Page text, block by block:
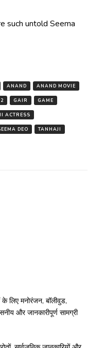
such untold Seema
ANAND ANAND MOVIE
GAIR GAME
ACTRESS
DEO TANHAJI
लिए मनोरंजन, बॉलीवुड,
और जानकारीपूर्ण सामग्री